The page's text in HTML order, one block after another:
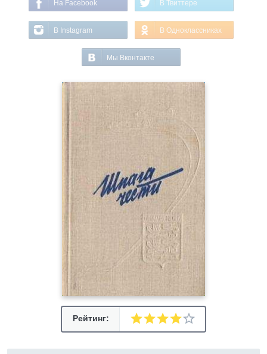
На Facebook В Твиттере
В Instagram В Одноклассниках
Мы Вконтакте
Рейтинг: